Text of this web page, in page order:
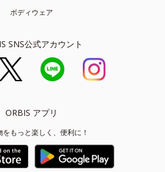
ボディウェア
SNS公式アカウント
ORBIS アプリ
をもっと楽しく、便利に！